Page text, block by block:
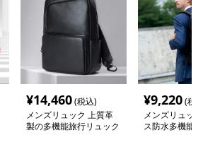
¥14,460(税込)
メンズリュック 上質革
製の多機能旅行リュック
¥9,220(税
メンズリュッ
ス防水多機能